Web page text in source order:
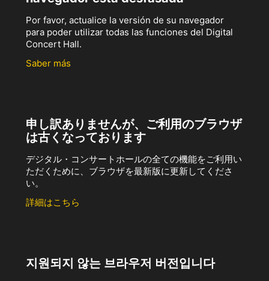
Por favor, actualice la versión de su navegador
para poder utilizar todas las funciones del Digital
Concert Hall.
Saber más
申し訳ありませんが、ご利用のブラウザ
は古くなっております
デジタル・コンサートホールの全ての機能をご利用い
ただくために、ブラウザを最新版に更新してくださ
い。
詳細はこちら
지원되지 않는 브라우저 버전입니다